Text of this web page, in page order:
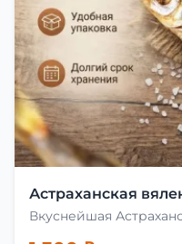
Астраханская
Вкуснейшая